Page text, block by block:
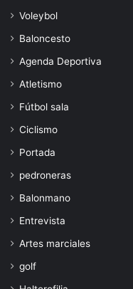
Voleybol
Baloncesto
Agenda Deportiva
Atletismo
Fútbol sala
Ciclismo
Portada
pedroneras
Balonmano
Entrevista
Artes marciales
golf